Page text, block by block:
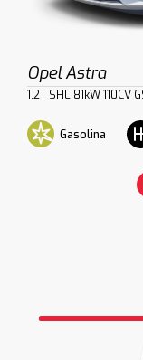
Opel Astra
1.2T SHL 81kW 110CV
Gasolina